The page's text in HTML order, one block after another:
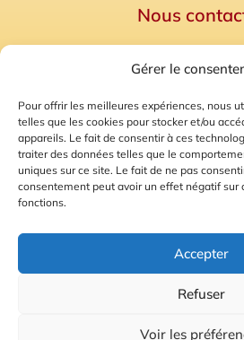
Gérer le
Pour offrir les meilleures expériences, nous
telles que les cookies pour stocker et/ou
appareils. Le fait de consentir à ces
traiter des données telles que le
uniques sur ce site. Le fait de ne pas
consentement peut avoir un effet négatif sur
fonctions.
Accepter
Refuser
Voir les
Nous
Mentions Légales
Gestion des
© 2026 Radio